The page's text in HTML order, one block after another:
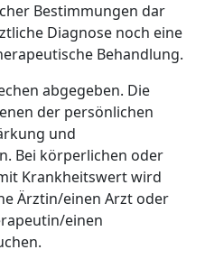
Bestimmungen dar
Diagnose noch eine
Behandlung.
abgegeben. Die
der persönlichen
und
Bei körperlichen oder
Krankheitswert wird
Ärztin/einen Arzt oder
einen